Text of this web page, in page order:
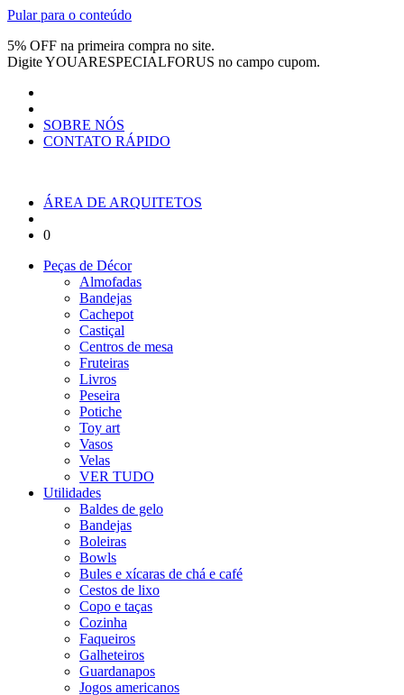
Pular para o conteúdo
5% OFF na primeira compra no site.
DigiteYOUARESPECIALFORUS no campo cupom.
SOBRE NÓS
CONTATO RÁPIDO
ÁREA DE ARQUITETOS
0
Peças de Décor
Almofadas
Bandejas
Cachepot
Castiçal
Centros de mesa
Fruteiras
Livros
Peseira
Potiche
Toy art
Vasos
Velas
VER TUDO
Utilidades
Baldes de gelo
Bandejas
Boleiras
Bowls
Bules e xícaras de chá e café
Cestos de lixo
Copo e taças
Cozinha
Faqueiros
Galheteiros
Guardanapos
Jogos americanos